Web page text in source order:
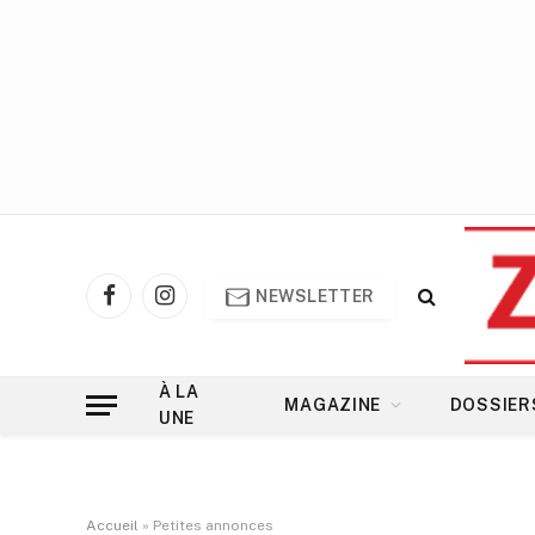
FacebookInstagram
NEWSLETTER
À LA
UNE
MAGAZINE
Accueil » Petites annonces